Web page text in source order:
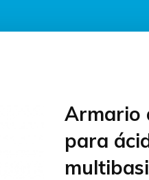
Armario
para